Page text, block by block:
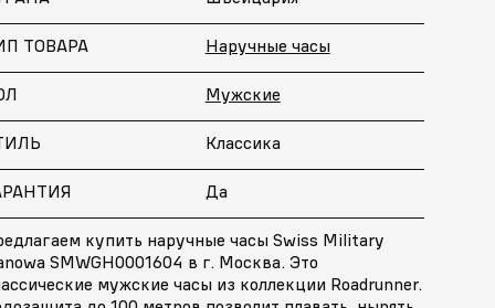
ТОВАРА Наручные часы
Мужские
Классика
Да
купить наручные часы Swiss Military
SMWGH0001604 в г. Москва. Это
мужские часы из коллекции Roadrunner.